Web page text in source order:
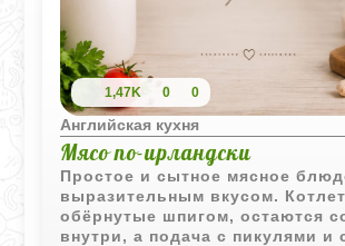
1,47K 0 0
Английская кухня
Мясо по-ирландски
Простое и сытное мясное
выразительным вкусом.
обёрнутые шпигом, остаются
внутри, а подача с пикулями и